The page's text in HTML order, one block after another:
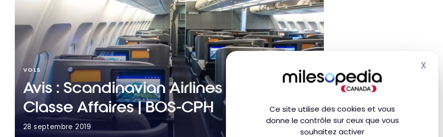
Ce site utilise des cookies et vous
donne le contrôle sur ceux que vous
souhaitez activer
X
VOLS
Avis : Scandinavian Airlines SAS A330 |
Classe Affaires | BOS-CPH
28 septembre 2019